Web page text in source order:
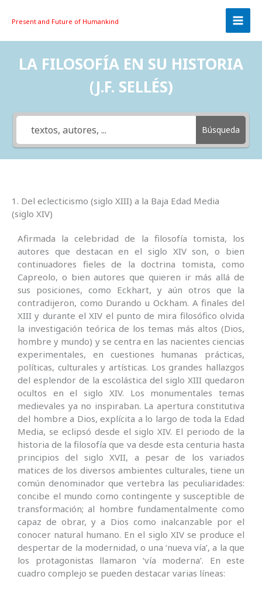
Present and Future of Humankind
LA FILOSOFÍA EN SU HISTORIA
(J.F. SELLÉS)
Búsqueda
1. Del eclecticismo (siglo XIII) a la Baja Edad Media
(siglo XIV)
Afirmada la celebridad de la filosofía tomista, los
autores que destacan en el siglo XIV son, o bien
continuadores fieles de la doctrina tomista, como
Capreolo, o bien autores que quieren ir más allá de
sus posiciones, como Eckhart, y aún otros que la
contradijeron, como Durando u Ockham. A finales del
XIII y durante el XIV el punto de mira filosófico olvida
la investigación teórica de los temas más altos (Dios,
hombre y mundo) y se centra en las nacientes ciencias
experimentales, en cuestiones humanas prácticas,
políticas, culturales y artísticas. Los grandes hallazgos
del esplendor de la escolástica del siglo XIII quedaron
ocultos en el siglo XIV. Los monumentales temas
medievales ya no inspiraban. La apertura constitutiva
del hombre a Dios, explícita a lo largo de toda la Edad
Media, se eclipsó desde el siglo XIV. El periodo de la
historia de la filosofía que va desde esta centuria hasta
principios del siglo XVII, a pesar de los variados
matices de los diversos ambientes culturales, tiene un
común denominador que vertebra las peculiaridades:
concibe el mundo como contingente y susceptible de
transformación; al hombre fundamentalmente como
capaz de obrar, y a Dios como inalcanzable por el
conocer natural humano. En el siglo XIV se produce el
despertar de la modernidad, o una ‘nueva vía’, a la que
los protagonistas llamaron ‘vía moderna’. En este
cuadro complejo se pueden destacar varias líneas: